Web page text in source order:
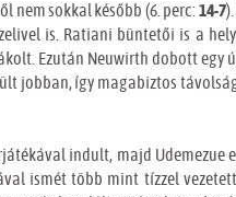
nem sokkal később (6. perc:14-7
is. Ratiani büntetői is a
Ezután Neuwirth dobott egy
jobban, így magabiztos
indult, majd Udemezue
ismét több mint tízzel